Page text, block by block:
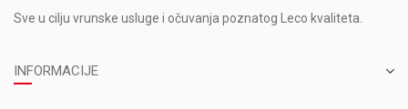
Sve u cilju vrunske usluge i očuvanja poznatog Leco kvaliteta.
INFORMACIJE